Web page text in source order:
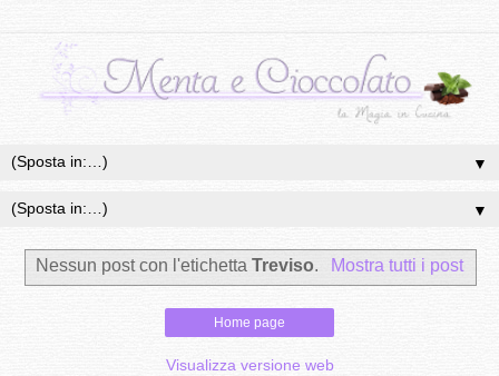
▼
▼
Nessun post con l'etichettaTreviso. Mostra tutti i post
Home page
Visualizza versione web